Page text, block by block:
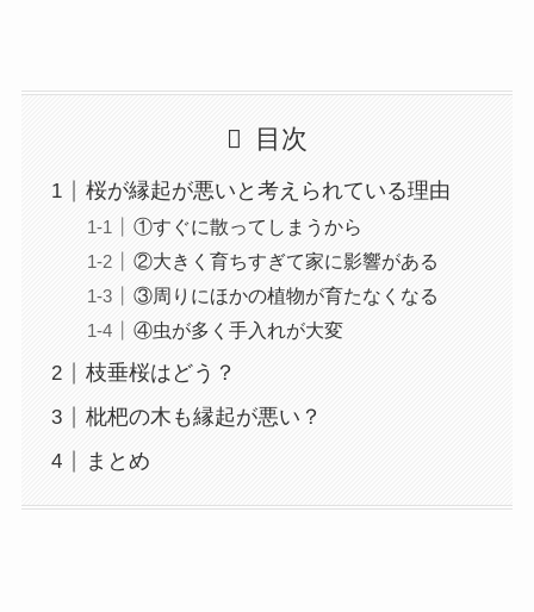
目次
桜が縁起が悪いと考えられている理由
①すぐに散ってしまうから
②大きく育ちすぎて家に影響がある
③周りにほかの植物が育たなくなる
④虫が多く手入れが大変
枝垂桜はどう？
枇杷の木も縁起が悪い？
まとめ